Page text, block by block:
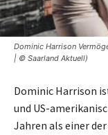
Dominic Harrison
| © Saarland Aktuell)
Dominic Harrison
und US-
Jahren als einer